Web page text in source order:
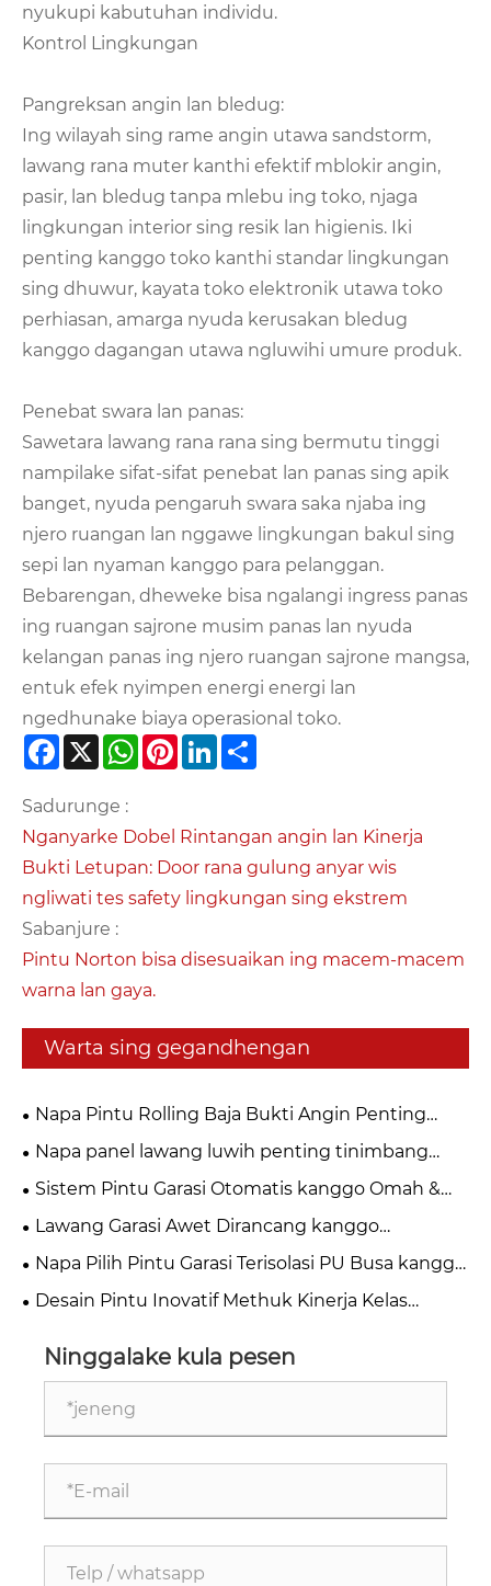
nyukupi kabutuhan individu.
Kontrol Lingkungan
Pangreksan angin lan bledug:
Ing wilayah sing rame angin utawa sandstorm,
lawang rana muter kanthi efektif mblokir angin,
pasir, lan bledug tanpa mlebu ing toko, njaga
lingkungan interior sing resik lan higienis. Iki
penting kanggo toko kanthi standar lingkungan
sing dhuwur, kayata toko elektronik utawa toko
perhiasan, amarga nyuda kerusakan bledug
kanggo dagangan utawa ngluwihi umure produk.
Penebat swara lan panas:
Sawetara lawang rana rana sing bermutu tinggi
nampilake sifat-sifat penebat lan panas sing apik
banget, nyuda pengaruh swara saka njaba ing
njero ruangan lan nggawe lingkungan bakul sing
sepi lan nyaman kanggo para pelanggan.
Bebarengan, dheweke bisa ngalangi ingress panas
ing ruangan sajrone musim panas lan nyuda
kelangan panas ing njero ruangan sajrone mangsa,
entuk efek nyimpen energi energi lan
ngedhunake biaya operasional toko.
Facebook
X WhatsApp
PinterestLinkedIn
Sadurunge :
Nganyarke Dobel Rintangan angin lan Kinerja
Bukti Letupan: Door rana gulung anyar wis
ngliwati tes safety lingkungan sing ekstrem
Sabanjure :
Pintu Norton bisa disesuaikan ing macem-macem
warna lan gaya.
Warta sing gegandhengan
Napa Pintu Rolling Baja Bukti Angin Penting
kanggo Keamanan Industri Modern?
Napa panel lawang luwih penting tinimbang
sing sampeyan pikirake?
Sistem Pintu Garasi Otomatis kanggo Omah &
Bisnis
Lawang Garasi Awet Dirancang kanggo
Gunakake Jangka Panjang
Napa Pilih Pintu Garasi Terisolasi PU Busa kanggo
Omah Modern?
Desain Pintu Inovatif Methuk Kinerja Kelas
Ninggalake kula pesen